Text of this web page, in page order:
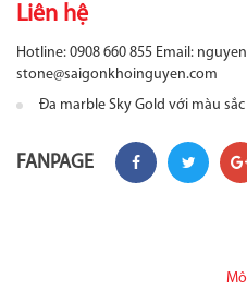
Liên hệ
Hotline: 0908 660 855 Email:
stone@saigonkhoinguyen.com
Đa marble Sky Gold với màu
Eurostone.vn để kiểm tra tình
FANPAGE